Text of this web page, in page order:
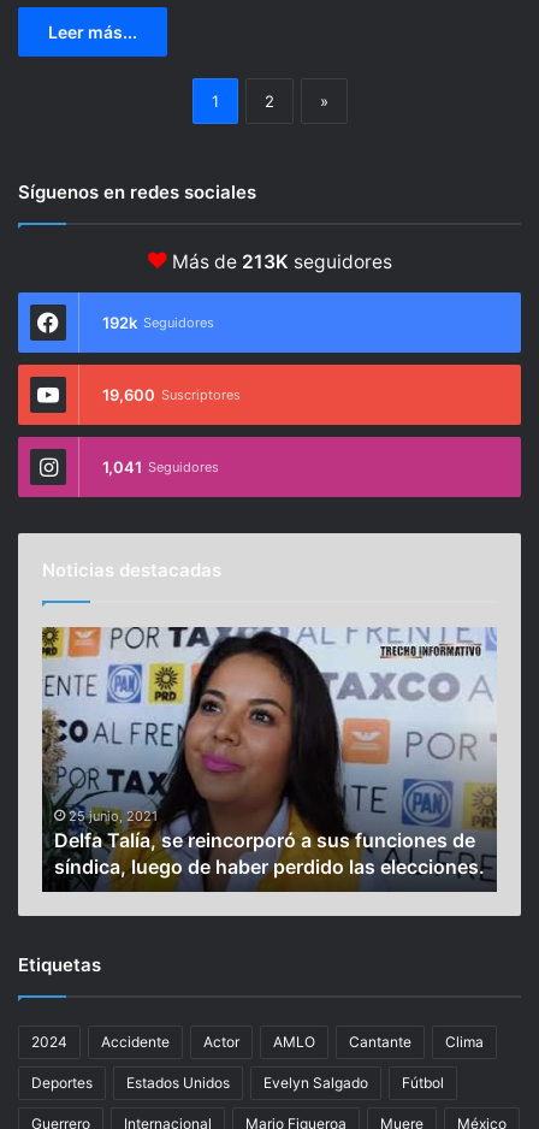
Leer más...
1 2 »
Síguenos en redes sociales
Más de 213K seguidores
192k Seguidores
19,600 Suscriptores
1,041 Seguidores
Noticias destacadas
sus funciones de
las elecciones.
A
u
d
i
e
n
c
i
a
h
i
s
l
o
8 marzo, 2024
Audiencia hispana de los Óscar
impulsada por más diversidad en
nominaciones
Etiquetas
2024 Accidente Actor AMLO Cantante Clima
Deportes Estados Unidos Evelyn Salgado Fútbol
Guerrero Internacional Mario Figueroa Muere México